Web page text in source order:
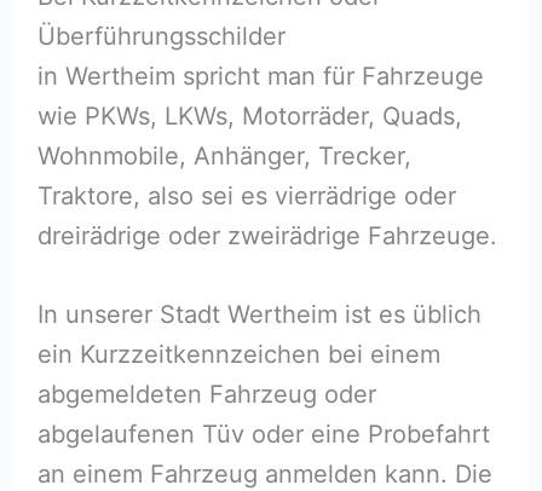
Überführungsschilder
in Wertheim spricht man für Fahrzeuge
wie PKWs, LKWs, Motorräder, Quads,
Wohnmobile, Anhänger, Trecker,
Traktore, also sei es vierrädrige oder
dreirädrige oder zweirädrige Fahrzeuge.
In unserer Stadt Wertheim ist es üblich
ein Kurzzeitkennzeichen bei einem
abgemeldeten Fahrzeug oder
abgelaufenen Tüv oder eine Probefahrt
an einem Fahrzeug anmelden kann. Die